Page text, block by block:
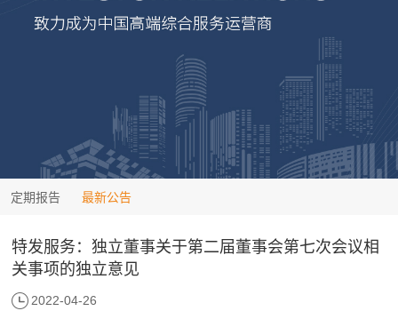
定期报告 最新公告
特发服务：独立董事关于第二届董事会第七次会议相
关事项的独立意见
2022-04-26